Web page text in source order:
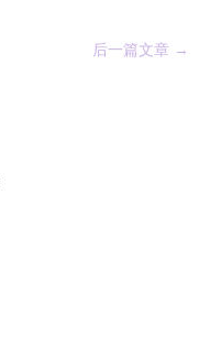
后一篇文章 →